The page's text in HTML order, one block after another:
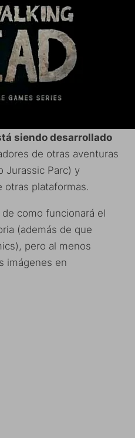
siendo desarrollado
de otras aventuras
Jurassic Parc) y
otras plataformas.
como funcionará el
(además de que
pero al menos
imágenes en